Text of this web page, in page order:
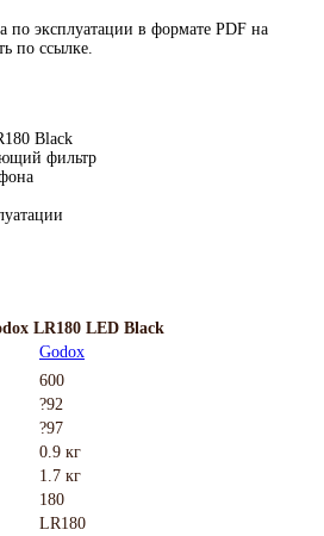
по эксплуатации в формате PDF на
по ссылке.
Black
фильтр
LR180 LED Black
Godox
600
?92
?97
0.9 кг
1.7 кг
180
LR180